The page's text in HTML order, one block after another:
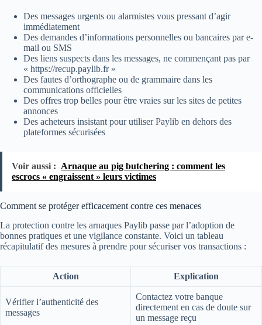
Des messages urgents ou alarmistes vous pressant d’agir
immédiatement
Des demandes d’informations personnelles ou bancaires par e-
mail ou SMS
Des liens suspects dans les messages, ne commençant pas par
« https://recup.paylib.fr »
Des fautes d’orthographe ou de grammaire dans les
communications officielles
Des offres trop belles pour être vraies sur les sites de petites
annonces
Des acheteurs insistant pour utiliser Paylib en dehors des
plateformes sécurisées
Voir aussi : Arnaque au pig butchering : comment les
escrocs « engraissent » leurs victimes
Comment se protéger efficacement contre ces menaces
La protection contre les arnaques Paylib passe par l’adoption de
bonnes pratiques et une vigilance constante. Voici un tableau
récapitulatif des mesures à prendre pour sécuriser vos transactions :
Action Explication
Vérifier l’authenticité des
messages
Contactez votre banque
directement en cas de doute sur
un message reçu